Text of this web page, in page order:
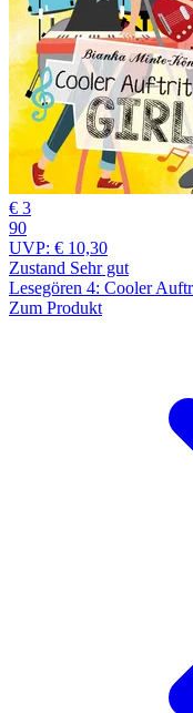
€ 3
90
UVP: € 10,30
Zustand Sehr gut
Lesegören 4: Cooler
Zum Produkt